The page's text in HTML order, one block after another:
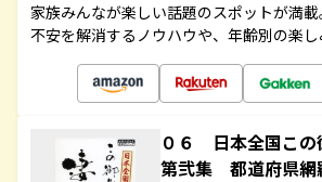
家族みんなが楽しい話題のスポットが満
不安を解消するノウハウや、年齢別の楽し
０６ 日本全国この
第弐集 都道府県網